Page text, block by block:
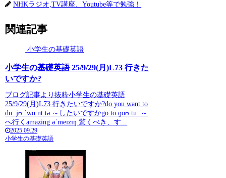
NHKラジオ,TV講座、Youtube等で勉強！
関連記事
小学生の基礎英語
小学生の基礎英語 25/9/29(月)L73 行きた
いですか?
ブログ記事より抜粋小学生の基礎英語
25/9/29(月)L73 行きたいですか?do you want to
duː jʊ ˈwɑːnt tə ～したいですかgo to ɡoʊ tuː ～
へ行くamazing əˈmeɪzɪŋ 驚くべき、す...
2025.09.29
小学生の基礎英語